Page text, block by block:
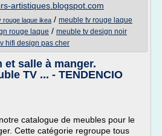
artistiques.blogspot.com
rouge laque ikea / meuble tv rouge laque
rouge laque / meuble tv design noir
hifi design pas cher
et salle à manger.
TV ... - TENDENCIO
catalogue de meubles pour le
Cette catégorie regroupe tous